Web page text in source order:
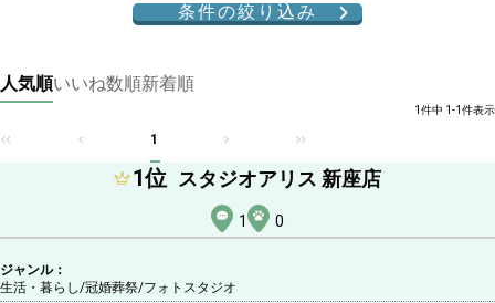
条件の絞り込み
人気順いいね数順新着順
1件中 1-1件表示
1
1位 スタジオアリス 新座店
1 0
ジャンル：
生活・暮らし/冠婚葬祭/フォトスタジオ